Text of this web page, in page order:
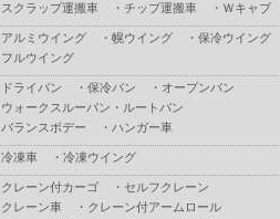
スクラップ運搬車 ・ チップ運搬車 ・ Ｗキャブ
アルミウイング ・ 幌ウイング ・ 保冷ウイング
フルウイング
ドライバン ・ 保冷バン ・ オープンバン
ウォークスルーバン・ルートバン
バランスボデー ・ ハンガー車
冷凍車 ・ 冷凍ウイング
クレーン付カーゴ ・ セルフクレーン
クレーン車 ・ クレーン付アームロール